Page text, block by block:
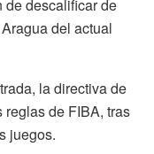
de descalificar de
del actual
la directiva de
de FIBA, tras
juegos.